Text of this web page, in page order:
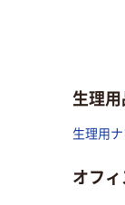
生理
生理用
オフ